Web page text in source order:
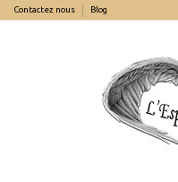
Contactez nous Blog